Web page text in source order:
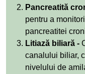
Pancreatită
pentru a
pancreatitei
Litiază biliară -
canalului biliar,
nivelului de